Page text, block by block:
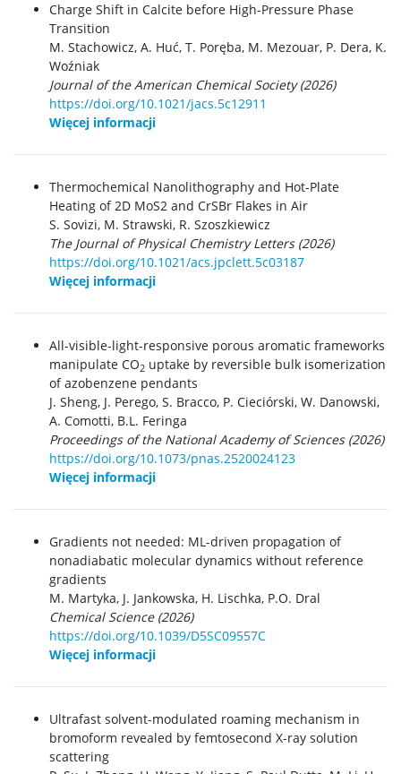
Charge Shift in Calcite before High-Pressure Phase
Transition
M. Stachowicz, A. Huć, T. Poręba, M. Mezouar, P. Dera, K.
Woźniak
Journal of the American Chemical Society (2026)
https://doi.org/10.1021/jacs.5c12911
Więcej informacji
Thermochemical Nanolithography and Hot-Plate
Heating of 2D MoS2 and CrSBr Flakes in Air
S. Sovizi, M. Strawski, R. Szoszkiewicz
The Journal of Physical Chemistry Letters (2026)
https://doi.org/10.1021/acs.jpclett.5c03187
Więcej informacji
All-visible-light-responsive porous aromatic frameworks
manipulate CO2 uptake by reversible bulk isomerization
of azobenzene pendants
J. Sheng, J. Perego, S. Bracco, P. Cieciórski, W. Danowski,
A. Comotti, B.L. Feringa
Proceedings of the National Academy of Sciences (2026)
https://doi.org/10.1073/pnas.2520024123
Więcej informacji
Gradients not needed: ML-driven propagation of
nonadiabatic molecular dynamics without reference
gradients
M. Martyka, J. Jankowska, H. Lischka, P.O. Dral
Chemical Science (2026)
https://doi.org/10.1039/D5SC09557C
Więcej informacji
Ultrafast solvent-modulated roaming mechanism in
bromoform revealed by femtosecond X-ray solution
scattering